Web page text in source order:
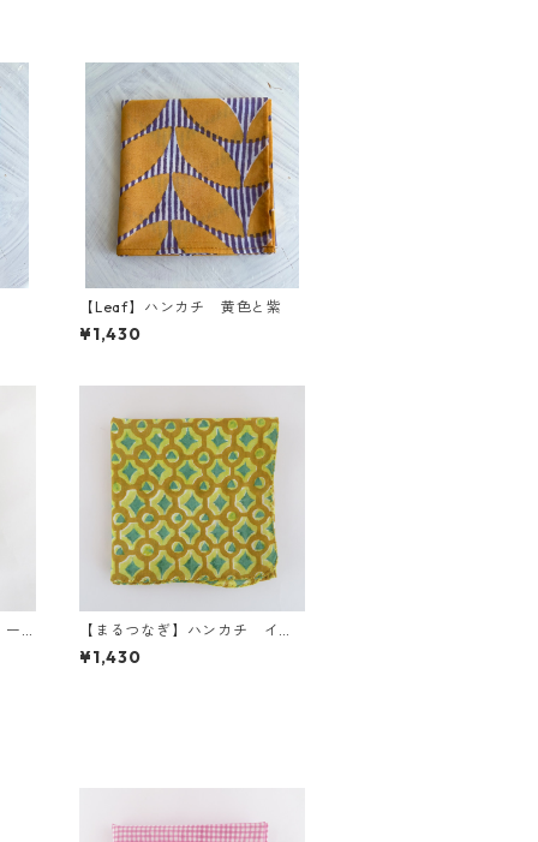
【Leaf】ハンカチ 黄色と紫
¥1,430
【まるつなぎ】ハンカチ イエ
ロー系
¥1,430